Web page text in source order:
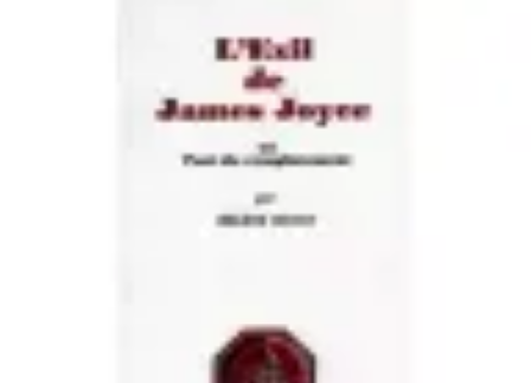
Conseils de préparation
Préparation et conseils
Remplacement Vitre